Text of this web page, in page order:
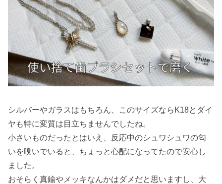
シルバーやガラスはもちろん、このサイズならK18とダイ
ヤも特に変質は目立ちませんでしたね。
小さいものだったとはいえ、反応中のシュワシュワの匂
いを嗅いでいると、ちょっと心配になってたので安心し
ました。
おそらく真鍮やメッキなんかはダメだと思いますし、大